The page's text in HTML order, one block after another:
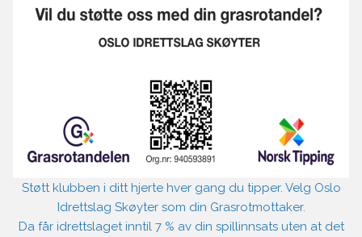
Støtt klubben i ditt hjerte hver gang du tipper. Velg Oslo
Idrettslag Skøyter som din Grasrotmottaker.
Da får idrettslaget inntil 7 % av din spillinnsats uten at det